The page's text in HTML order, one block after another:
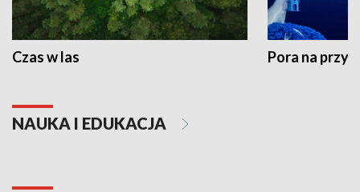
Czas w las Pora na
NAUKA I EDUKACJA